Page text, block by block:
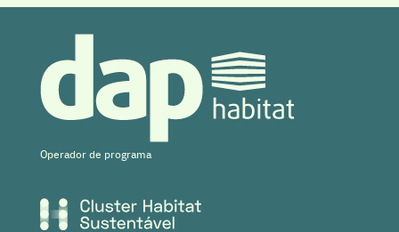
Operador de programa